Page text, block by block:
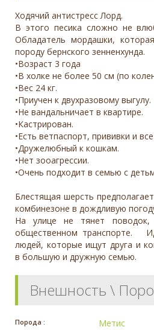
Ходячий антистресс Лорд.
В этого песика сложно не
Обладатель мордашки,
породу бернского зенненхунда.
•Возраст 3 года
•В холке не более 50 см (по
•Вес 24 кг.
•Приучен к двухразовому выгулу.
•Не вандальничает в квартире.
•Кастрирован.
•Есть ветпаспорт, прививки и
•Дружелюбный к кошкам.
•Нет зооагрессии.
•Очень подходит в семью с
Блестящая шерсть
комбинезоне в дождливую
На улице не тянет поводок,
общественном транспорте.
людей, которые ищут друга и
в большую и дружную семью.
Внешность \
Порода : Метис